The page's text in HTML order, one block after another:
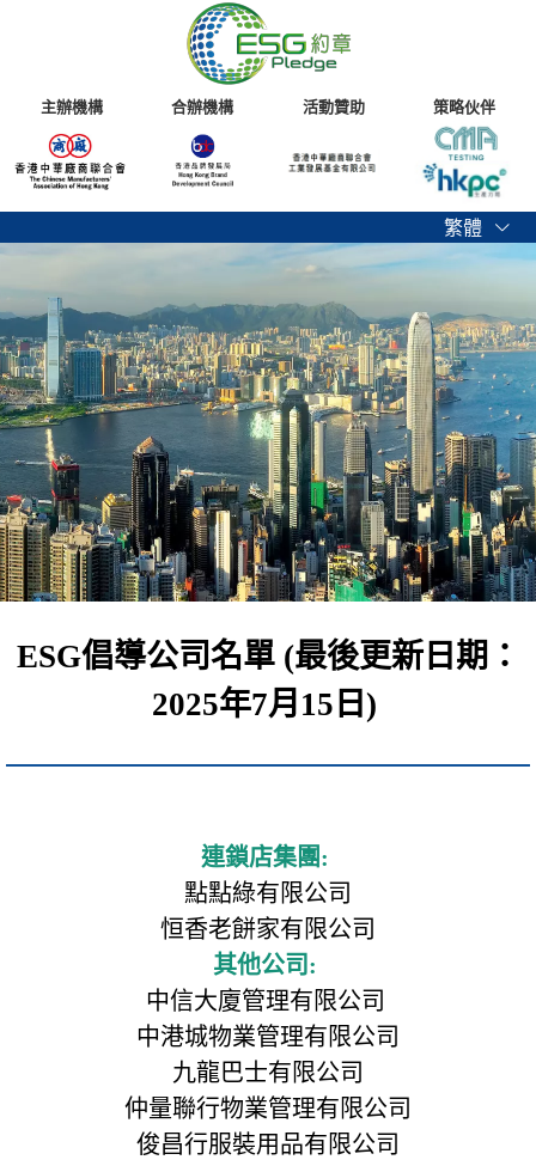
主辦機構 合辦機構 活動贊助 策略伙伴
繁體
ESG倡導公司名單 (最後更新日期：
2025年7月15日)
連鎖店集團:
點點綠有限公司
恒香老餅家有限公司
其他公司:
中信大廈管理有限公司
中港城物業管理有限公司
九龍巴士有限公司
仲量聯行物業管理有限公司
俊昌行服裝用品有限公司